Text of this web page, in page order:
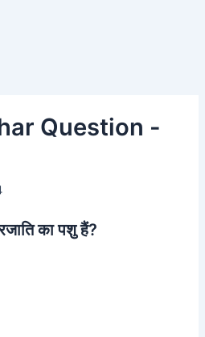
Question -
का पशु हैं?